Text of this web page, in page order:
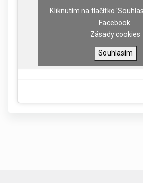
Kliknutím na tlačítko
Facebook
Zásady cookies
Souhlasím